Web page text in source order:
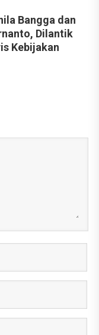
Bangga dan
Dilantik
Kebijakan